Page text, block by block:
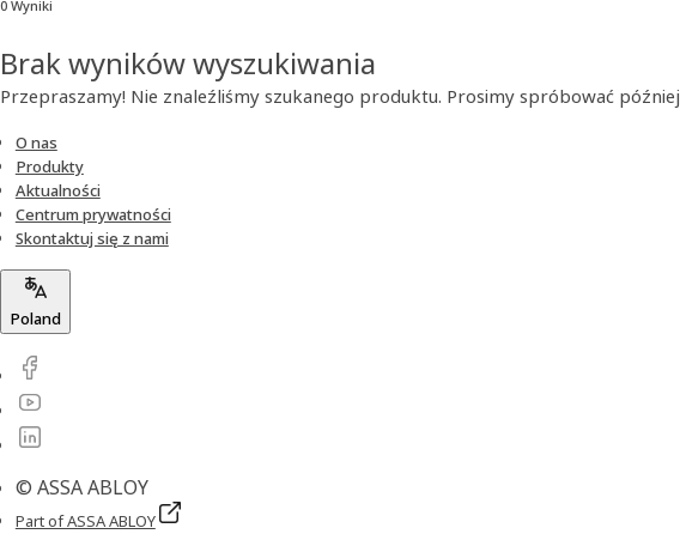
0 Wyniki
Brak wyników wyszukiwania
Przepraszamy! Nie znaleźliśmy szukanego produktu. Prosimy spróbować później
O nas
Produkty
Aktualności
Centrum prywatności
Skontaktuj się z nami
Poland
© ASSA ABLOY
Part of ASSA ABLOY